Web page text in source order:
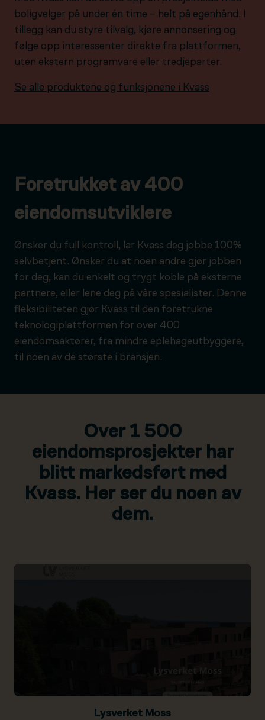
boligvelger på under én time – helt på egenhånd. I
tillegg kan du styre tilvalg, kjøre annonsering og
følge opp interessenter direkte fra plattformen,
uten ekstern programvare eller tredjeparter.
Se alle produktene og funksjonene i Kvass
Foretrukket av 400
eiendomsutviklere
Ønsker du full kontroll, lar Kvass deg jobbe 100%
selvbetjent. Ønsker du at noen andre gjør jobben
for deg, kan du enkelt og trygt koble på eksterne
partnere, eller lene deg på våre spesialister. Denne
fleksibiliteten gjør Kvass til den foretrukne
teknologiplattformen for over 400
eiendomsaktører, fra mindre eplehageutbyggere,
til noen av de største i bransjen.
Over 1 500
eiendomsprosjekter har
blitt markedsført med
Kvass. Her ser du noen av
dem.
Lysverket Moss